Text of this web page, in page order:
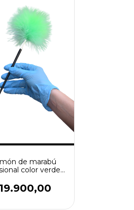
de marabú
color verde -
latentes